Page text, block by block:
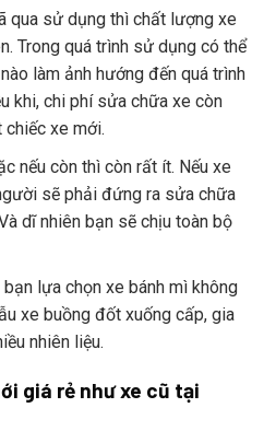
qua sử dụng thì chất lượng xe
Trong quá trình sử dụng có thể
làm ảnh hướng đến quá trình
khi, chi phí sửa chữa xe còn
chiếc xe mới.
nếu còn thì còn rất ít. Nếu xe
sẽ phải đứng ra sửa chữa
dĩ nhiên bạn sẽ chịu toàn bộ
lựa chọn xe bánh mì không
xe buồng đốt xuống cấp, gia
nhiên liệu.
giá rẻ như xe cũ tại